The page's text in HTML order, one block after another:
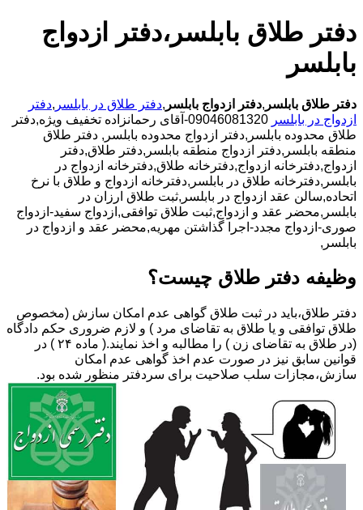
دفتر طلاق بابلسر،دفتر ازدواج
بابلسر
دفتر طلاق بابلسر ,دفتر ازدواج بابلسر ,دفتر طلاق در بابلسر ,دفتر
ازدواج در بابلسر
09046081320-آقای رحمانزاده تخفیف ویژه,دفتر
طلاق محدوده بابلسر,دفتر ازدواج محدوده بابلسر, دفتر طلاق
منطقه بابلسر,دفتر ازدواج منطقه بابلسر,دفتر طلاق,دفتر
ازدواج,دفترخانه ازدواج,دفترخانه طلاق,دفترخانه ازدواج در
بابلسر,دفترخانه طلاق در بابلسر,دفترخانه ازدواج و طلاق با نرخ
اتحاده,سالن عقد ازدواج در بابلسر,ثبت طلاق ارزان در
بابلسر,محضر عقد و ازدواج,ثبت طلاق توافقی,ازدواج سفید-ازدواج
صوری-ازدواج مجدد-اجرا گذاشتن مهریه,محضر عقد و ازدواج در
بابلسر,
وظیفه دفتر طلاق چیست؟
دفتر طلاق،باید در ثبت طلاق گواهی عدم امکان سازش (مخصوص
طلاق توافقی و یا طلاق به تقاضای مرد ) و لازم ضروری حکم دادگاه
(در طلاق به تقاضای زن ) را مطالبه و اخذ نمایند.( ماده ۲۴ ) در
قوانین سابق نیز در صورت عدم اخذ گواهی عدم امکان
سازش،مجازات سلب صلاحیت برای سردفتر منظور شده بود.